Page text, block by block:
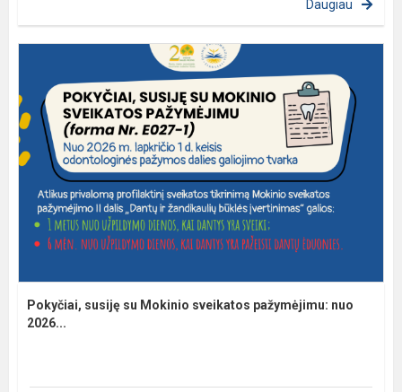
Daugiau
Pokyčiai, susiję su Mokinio sveikatos pažymėjimu: nuo
2026...